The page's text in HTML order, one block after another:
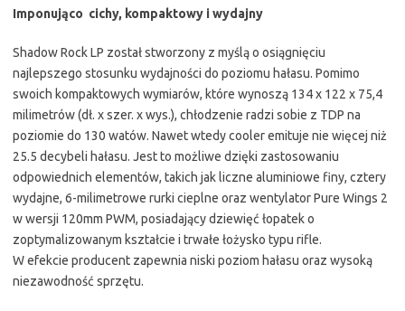
Imponująco cichy, kompaktowy i wydajny
Shadow Rock LP został stworzony z myślą o osiągnięciu
najlepszego stosunku wydajności do poziomu hałasu. Pomimo
swoich kompaktowych wymiarów, które wynoszą 134 x 122 x 75,4
milimetrów (dł. x szer. x wys.), chłodzenie radzi sobie z TDP na
poziomie do 130 watów. Nawet wtedy cooler emituje nie więcej niż
25.5 decybeli hałasu. Jest to możliwe dzięki zastosowaniu
odpowiednich elementów, takich jak liczne aluminiowe finy, cztery
wydajne, 6-milimetrowe rurki cieplne oraz wentylator Pure Wings 2
w wersji 120mm PWM, posiadający dziewięć łopatek o
zoptymalizowanym kształcie i trwałe łożysko typu rifle.
W efekcie producent zapewnia niski poziom hałasu oraz wysoką
niezawodność sprzętu.